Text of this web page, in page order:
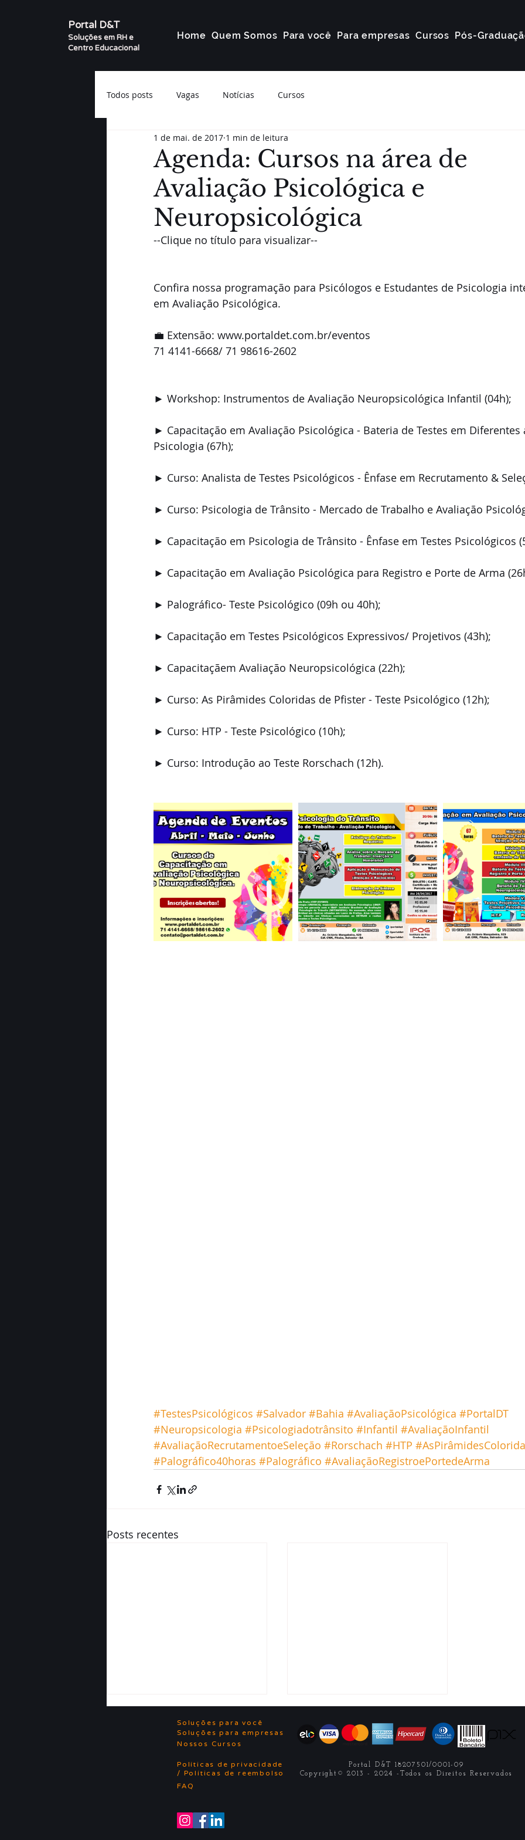
Portal D&T
Soluções em RH e
Centro Educacional
Home Quem Somos Para você Para empresas Cursos Pós-
Todos posts Vagas Notícias Cursos
Agenda: Cursos na área de
Avaliação Psicológica e
Neuropsicológica
1 de mai. de 2017 1 min de leitura
--Clique no título para visualizar--
Confira nossa programação para Psicólogos e Estudantes de Psicologia
em Avaliação Psicológica.
💼 Extensão: www.portaldet.com.br/eventos
71 4141-6668/ 71 98616-2602
► Workshop: Instrumentos de Avaliação Neuropsicológica Infantil (04h);
► Capacitação em Avaliação Psicológica - Bateria de Testes em Diferentes
Psicologia (67h);
► Curso: Analista de Testes Psicológicos - Ênfase em Recrutamento &
► Curso: Psicologia de Trânsito - Mercado de Trabalho e Avaliação
► Capacitação em Psicologia de Trânsito - Ênfase em Testes Psicológicos
► Capacitação em Avaliação Psicológica para Registro e Porte de Arma
► Palográfico- Teste Psicológico (09h ou 40h);
► Capacitação em Testes Psicológicos Expressivos/ Projetivos (43h);
► Capacitaçãem Avaliação Neuropsicológica (22h);
► Curso: As Pirâmides Coloridas de Pfister - Teste Psicológico (12h);
► Curso: HTP - Teste Psicológico (10h);
► Curso: Introdução ao Teste Rorschach (12h).
#TestesPsicológicos #Salvador #Bahia #AvaliaçãoPsicológica #PortalDT
#Neuropsicologia #Psicologiadotrânsito #Infantil #AvaliaçãoInfantil
#AvaliaçãoRecrutamentoeSeleção #Rorschach #HTP
#Palográfico40horas #Palográfico #AvaliaçãoRegistroePortedeArma
Posts recentes
Organizacional e
Soluções para você
Soluções para empresas
Nossos Cursos
Políticas de privacidade
/ Políticas de reembolso
Portal D&T 18207501/0001-09
Copyright© 2013 - 2024 -Todos os Direitos Reservados
FAQ